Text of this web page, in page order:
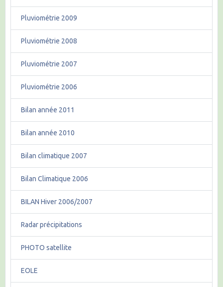
Pluviométrie 2009
Pluviométrie 2008
Pluviométrie 2007
Pluviométrie 2006
Bilan année 2011
Bilan année 2010
Bilan climatique 2007
Bilan Climatique 2006
BILAN Hiver 2006/2007
Radar précipitations
PHOTO satellite
EOLE